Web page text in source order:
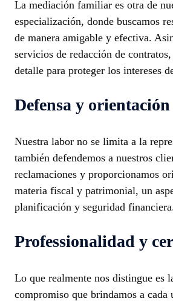
La mediación familiar es otra de
especialización, donde buscamos
de manera amigable y efectiva.
servicios de redacción de
detalle para proteger los intereses
Defensa y
Nuestra labor no se limita a la
también defendemos a nuestros
reclamaciones y proporcionamos
materia fiscal y patrimonial, un
planificación y seguridad
Professionalidad y
Lo que realmente nos distingue es
compromiso que brindamos a cada